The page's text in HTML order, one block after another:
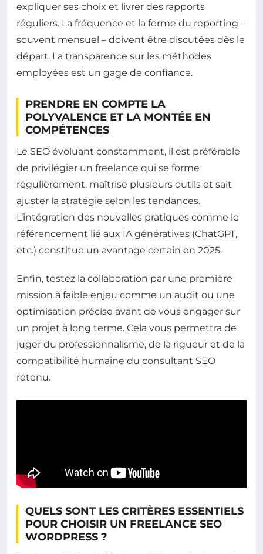
expliquer ses choix et livrer des rapports
réguliers. La fréquence et la forme du reporting –
souvent mensuel – doivent être discutées dès le
départ. La transparence sur les méthodes
employées est un gage de confiance.
PRENDRE EN COMPTE LA
POLYVALENCE ET LA MONTÉE EN
COMPÉTENCES
Le SEO évoluant constamment, il est préférable
de privilégier un freelance qui se forme
régulièrement, maîtrise plusieurs outils et sait
ajuster la stratégie selon les tendances.
L’intégration des nouvelles pratiques comme le
référencement lié aux IA génératives (ChatGPT,
etc.) constitue un avantage certain en 2025.
Enfin, testez la collaboration par une première
mission à faible enjeu comme un audit ou une
optimisation précise avant de vous engager sur
un projet à long terme. Cela vous permettra de
juger du professionnalisme, de la rigueur et de la
compatibilité humaine du consultant SEO
retenu.
QUELS SONT LES CRITÈRES ESSENTIELS
POUR CHOISIR UN FREELANCE SEO
WORDPRESS ?